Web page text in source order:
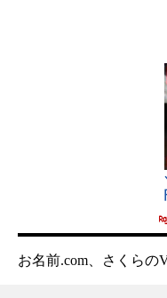
お名前.com、さくらの